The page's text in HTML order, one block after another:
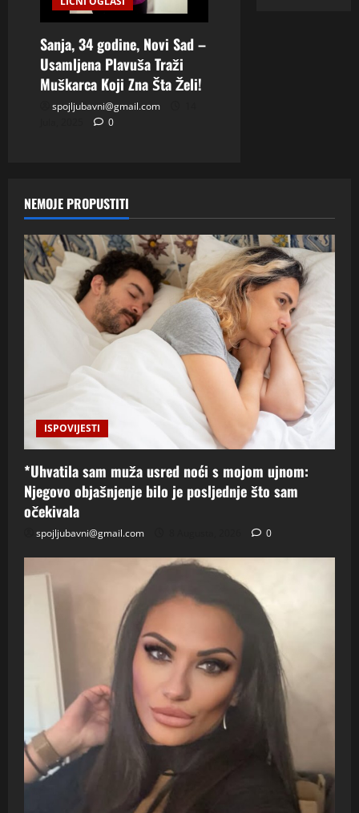
Sanja, 34 godine, Novi Sad –
Usamljena Plavuša Traži
Muškarca Koji Zna Šta Želi!
spojljubavni@gmail.com
0
NEMOJE PROPUSTITI
ISPOVIJESTI
*Uhvatila sam muža usred noći s mojom ujnom:
Njegovo objašnjenje bilo je posljednje što sam
očekivala
spojljubavni@gmail.com 0